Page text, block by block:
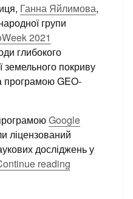
Ганна Яйлимова,
групи
2021
глибокого
земельного покриву
програмою GEO-
Google
ліцензований
досліджень у
reading